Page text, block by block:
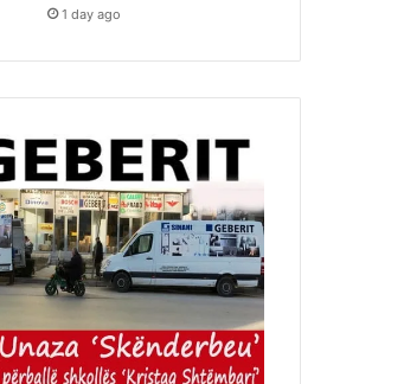
1 day ago